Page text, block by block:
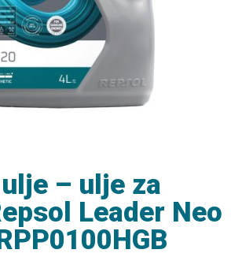
– ulje za
Leader Neo